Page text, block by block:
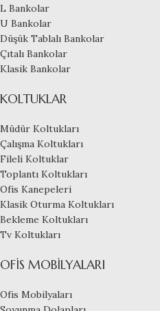
L Bankolar
U Bankolar
Düşük Tablalı Bankolar
Çıtalı Bankolar
Klasik Bankolar
KOLTUKLAR
Müdür Koltukları
Çalışma Koltukları
Fileli Koltuklar
Toplantı Koltukları
Ofis Kanepeleri
Klasik Oturma Koltukları
Bekleme Koltukları
Tv Koltukları
OFIS MOBILYALARI
Ofis Mobilyaları